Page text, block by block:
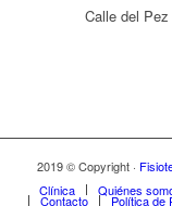
Calle del
2019 © Copyright ·
Clínica
Quiénes
Contacto Política de